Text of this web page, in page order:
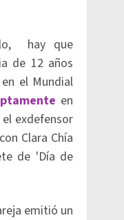
hay que
de 12 años
el Mundial
en
exdefensor
Clara Chía
de 'Día de
emitió un